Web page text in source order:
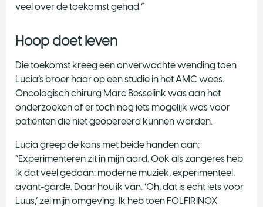
veel over de toekomst gehad.”
Hoop doet leven
Die toekomst kreeg een onverwachte wending toen
Lucia’s broer haar op een studie in het AMC wees.
Oncologisch chirurg Marc Besselink was aan het
onderzoeken of er toch nog iets mogelijk was voor
patiënten die niet geopereerd kunnen worden.
Lucia greep de kans met beide handen aan:
“Experimenteren zit in mijn aard. Ook als zangeres heb
ik dat veel gedaan: moderne muziek, experimenteel,
avant-garde. Daar hou ik van. ‘Oh, dat is echt iets voor
Luus,’ zei mijn omgeving. Ik heb toen FOLFIRINOX